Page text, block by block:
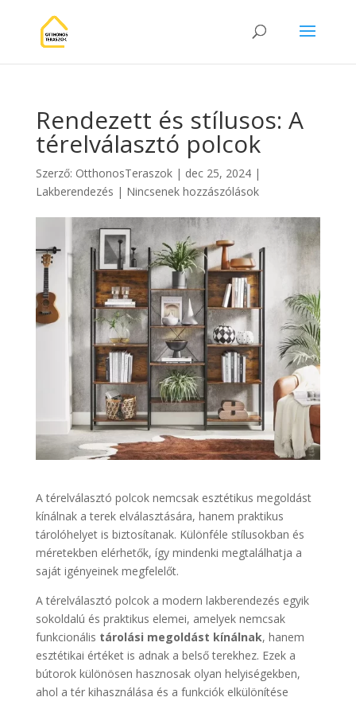
Rendezett és stílusos: A
térelválasztó polcok
Szerző: OtthonosTeraszok| dec 25, 2024|
Lakberendezés | Nincsenek hozzászólások
A térelválasztó polcok nemcsak esztétikus megoldást
kínálnak a terek elválasztására, hanem praktikus
tárolóhelyet is biztosítanak. Különféle stílusokban és
méretekben elérhetők, így mindenki megtalálhatja a
saját igényeinek megfelelőt.
A térelválasztó polcok a modern lakberendezés egyik
sokoldalú és praktikus elemei, amelyek nemcsak
funkcionális tárolási megoldást kínálnak, hanem
esztétikai értéket is adnak a belső terekhez. Ezek a
bútorok különösen hasznosak olyan helyiségekben,
ahol a tér kihasználása és a funkciók elkülönítése